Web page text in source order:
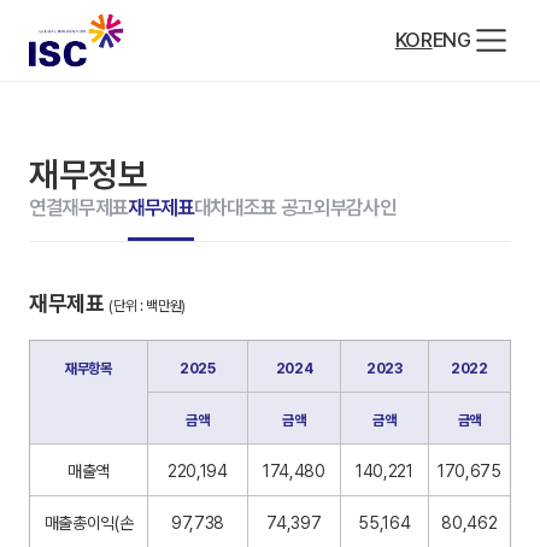
KORENG
재무정보
연결재무제표재무제표대차대조표 공고외부감사인
재무제표 (단위 : 백만원)
재무항목 2025 2024 2023 2022
금액 금액 금액 금액
매출액 220,194 174,480 140,221 170,675
매출총이익(손
97,738 74,397 55,164 80,462